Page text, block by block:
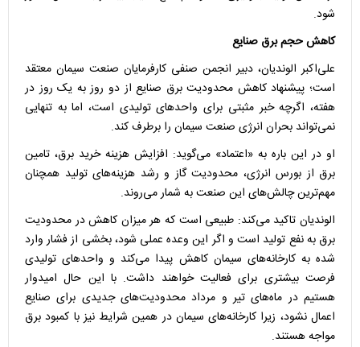
شود.
کاهش حجم برق صنایع
علی‌اکبر الوندیان، دبیر انجمن صنفی کارفرمایان صنعت سیمان معتقد
است؛ پیشنهاد کاهش محدودیت برق صنایع از دو روز به یک روز در
هفته، اگرچه خبر مثبتی برای واحد‌های تولیدی است، اما به تنهایی
نمی‌تواند بحران انرژی صنعت سیمان را برطرف کند.
او در این باره به «اعتماد» می‌گوید: افزایش هزینه خرید برق، تامین
برق از بورس انرژی، محدودیت گاز و رشد هزینه‌های تولید همچنان
مهم‌ترین چالش‌های این صنعت به شمار می‌روند.
الوندیان تاکید می‌کند: طبیعی است که هر میزان کاهش در محدودیت
برق به نفع تولید است و اگر این وعده عملی شود، بخشی از فشار وارد
شده به کارخانه‌های سیمان کاهش پیدا می‌کند و واحد‌های تولیدی
فرصت بیشتری برای فعالیت خواهند داشت. با این حال امیدوار
هستیم در ماه‌های تیر و مرداد محدودیت‌های جدیدی برای صنایع
اعمال نشود، زیرا کارخانه‌های سیمان در همین شرایط نیز با کمبود برق
مواجه هستند.